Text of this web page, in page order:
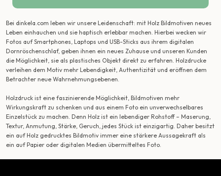
Bei dinkela.com leben wir unsere Leidenschaft: mit Holz Bildmotiven neues
Leben einhauchen und sie haptisch erlebbar machen. Hierbei wecken wir
Fotos auf Smartphones, Laptops und USB-Sticks aus ihrem digitalen
Dornröschenschlaf, geben ihnen ein neues Zuhause und unseren Kunden
die Möglichkeit, sie als plastisches Objekt direkt zu erfahren. Holzdrucke
verleihen dem Motiv mehr Lebendigkeit, Authentizität und eröffnen dem
Betrachter neue Wahrnehmungsebenen.
Holzdruck ist eine faszinierende Möglichkeit, Bildmotiven mehr
Wirkungskraft zu schenken und aus einem Foto ein unverwechselbares
Einzelstück zu machen. Denn Holz ist ein lebendiger Rohstoff – Maserung,
Textur, Anmutung, Stärke, Geruch, jedes Stück ist einzigartig. Daher besitzt
ein auf Holz gedrucktes Bildmotiv immer eine stärkere Aussagekraft als
ein auf Papier oder digitalen Medien übermitteltes Foto.